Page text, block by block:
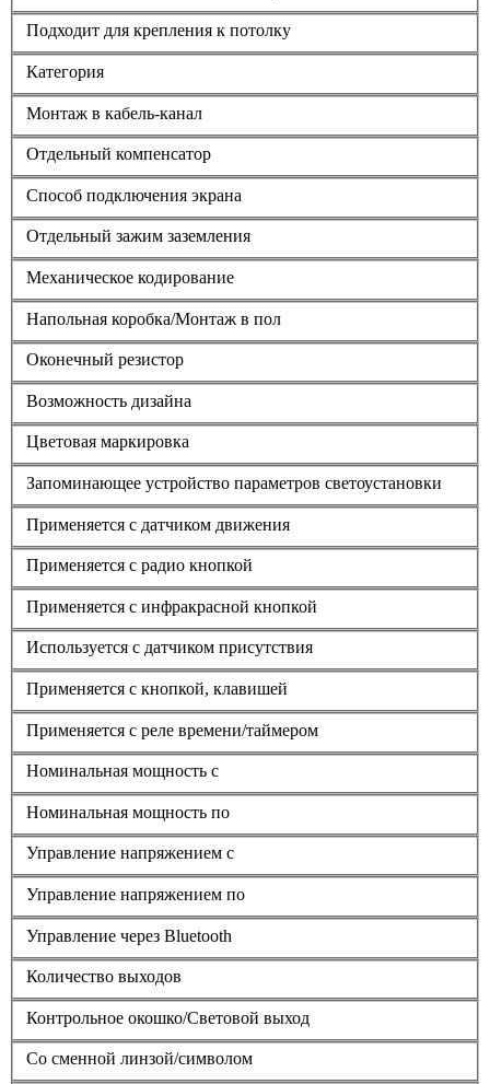
Подходит для крепления к потолку
Категория
Монтаж в кабель-канал
Отдельный компенсатор
Способ подключения экрана
Отдельный зажим заземления
Механическое кодирование
Напольная коробка/Монтаж в пол
Оконечный резистор
Возможность дизайна
Цветовая маркировка
Запоминающее устройство параметров светоустановки
Применяется с датчиком движения
Применяется с радио кнопкой
Применяется с инфракрасной кнопкой
Используется с датчиком присутствия
Применяется с кнопкой, клавишей
Применяется с реле времени/таймером
Номинальная мощность с
Номинальная мощность по
Управление напряжением с
Управление напряжением по
Управление через Bluetooth
Количество выходов
Контрольное окошко/Световой выход
Со сменной линзой/символом